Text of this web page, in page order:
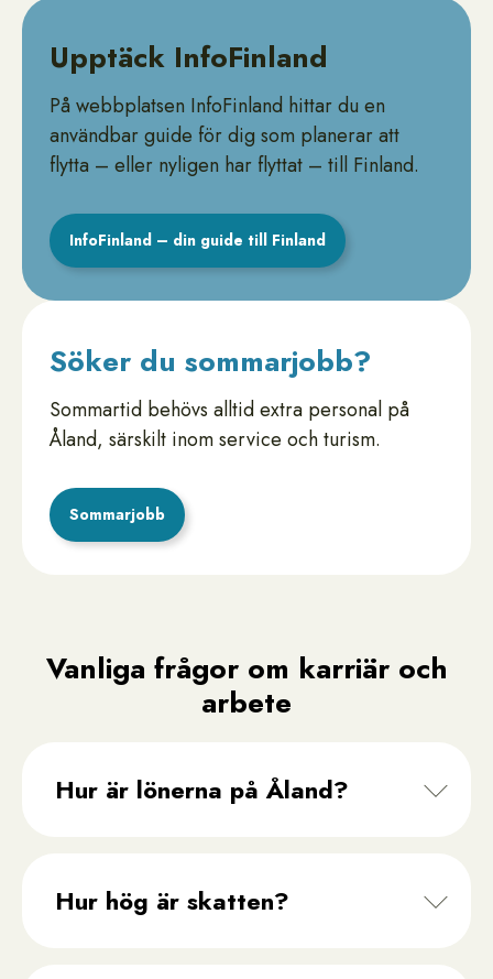
Upptäck InfoFinland
På webbplatsen InfoFinland hittar du en
användbar guide för dig som planerar att
flytta – eller nyligen har flyttat – till Finland.
InfoFinland – din guide till Finland
Söker du sommarjobb?
Sommartid behövs alltid extra personal på
Åland, särskilt inom service och turism.
Sommarjobb
Vanliga frågor om karriär och
arbete
Hur är lönerna på Åland?
Hur hög är skatten?